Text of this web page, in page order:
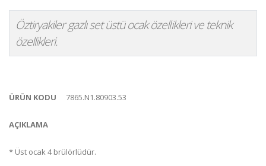
Öztiryakiler gazlı set üstü ocak özellikleri ve teknik
özellikleri.
ÜRÜN KODU 7865.N1.80903.53
AÇIKLAMA
* Üst ocak 4 brülörlüdür.